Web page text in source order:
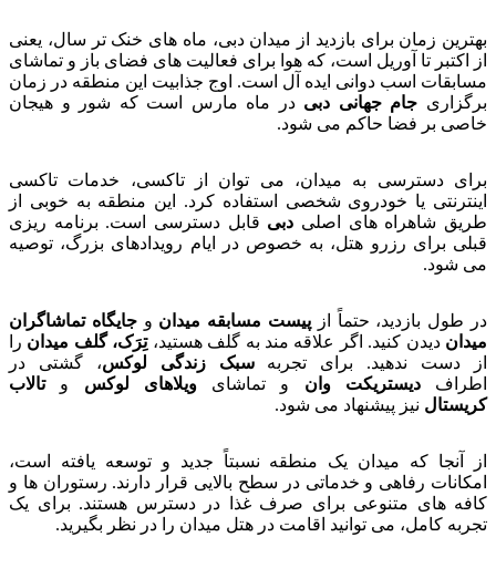
بهترین زمان برای بازدید از میدان دبی، ماه های خنک تر سال، یعنی
از اکتبر تا آوریل است، که هوا برای فعالیت های فضای باز و تماشای
مسابقات اسب دوانی ایده آل است. اوج جذابیت این منطقه در زمان
برگزاری جام جهانی دبی در ماه مارس است که شور و هیجان
خاصی بر فضا حاکم می شود.
برای دسترسی به میدان، می توان از تاکسی، خدمات تاکسی
اینترنتی یا خودروی شخصی استفاده کرد. این منطقه به خوبی از
طریق شاهراه های اصلی دبی قابل دسترسی است. برنامه ریزی
قبلی برای رزرو هتل، به خصوص در ایام رویدادهای بزرگ، توصیه
می شود.
در طول بازدید، حتماً از پیست مسابقه میدان وجایگاه تماشاگران
میدان دیدن کنید. اگر علاقه مند به گلف هستید،تِرَک، گلف میدان را
از دست ندهید. برای تجربهسبک زندگی لوکس، گشتی در
اطرافدیستریکت وان و تماشایویلاهای لوکس وتالاب
کریستال نیز پیشنهاد می شود.
از آنجا که میدان یک منطقه نسبتاً جدید و توسعه یافته است،
امکانات رفاهی و خدماتی در سطح بالایی قرار دارند. رستوران ها و
کافه های متنوعی برای صرف غذا در دسترس هستند. برای یک
تجربه کامل، می توانید اقامت در هتل میدان را در نظر بگیرید.